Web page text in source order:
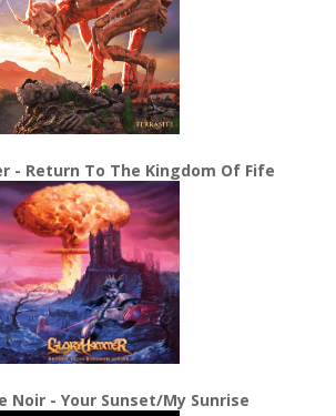
- Return To The Kingdom Of Fife
Noir - Your Sunset/My Sunrise